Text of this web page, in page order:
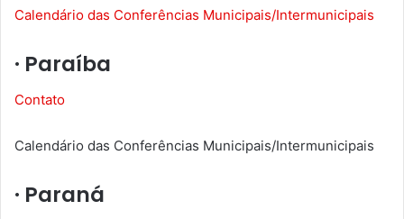
Calendário das Conferências Municipais/Intermunicipais
· Paraíba
Contato
Calendário das Conferências Municipais/Intermunicipais
· Paraná